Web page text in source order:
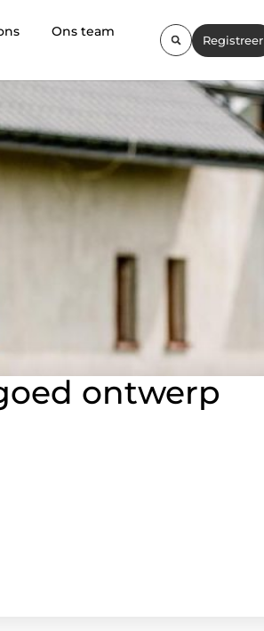
Ons team
Registreer
ontwerp